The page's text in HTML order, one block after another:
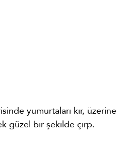
yumurtaları kır, üzerine
güzel bir şekilde çırp.